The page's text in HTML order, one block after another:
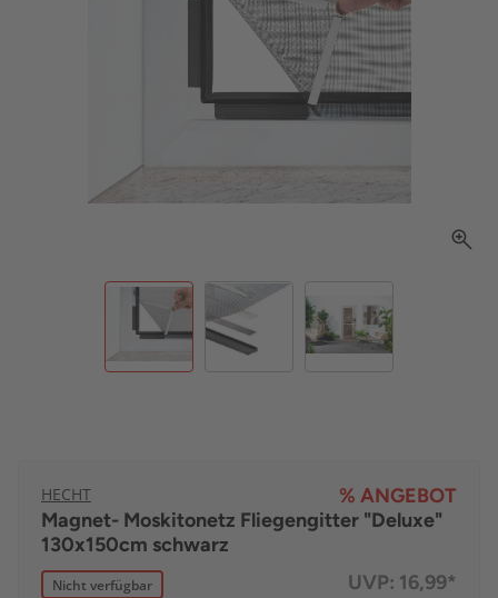
HECHT
% ANGEBOT
Magnet- Moskitonetz Fliegengitter "Deluxe"
130x150cm schwarz
Nicht verfügbar
UVP: 16,99*